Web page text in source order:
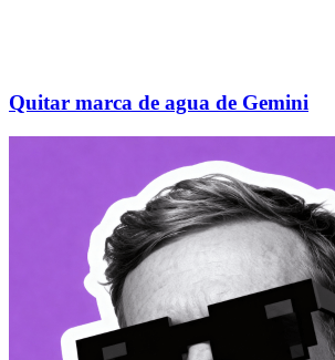
Quitar marca de agua de Gemini